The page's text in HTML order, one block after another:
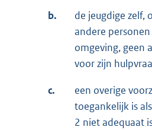
b.
de jeugdige zelf,
andere
omgeving, geen
voor zijn
c.
een overige
toegankelijk is
2 niet adequaat